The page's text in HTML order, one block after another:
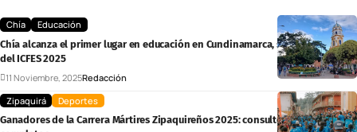
Chía
Educación
Chía alcanza el primer lugar en educación en Cundinamarca, según resultados
del ICFES 2025
11 Noviembre, 2025Redacción
Zipaquirá
Deportes
Ganadores de la Carrera Mártires Zipaquireños 2025: consulte los resultados